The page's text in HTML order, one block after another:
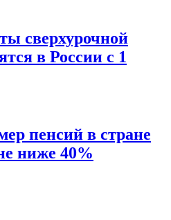
сверхурочной
в России с 1
пенсий в стране
ниже 40%